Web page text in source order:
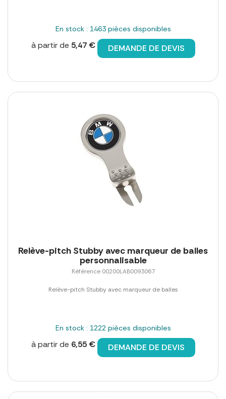
En stock : 1463 pièces disponibles
à partir de 5,47 € DEMANDE DE DEVIS
Relève-pitch Stubby avec marqueur de balles
personnalisable
Référence 00200LAB0093067
Relève-pitch Stubby avec marqueur de balles
En stock : 1222 pièces disponibles
à partir de 6,55 € DEMANDE DE DEVIS